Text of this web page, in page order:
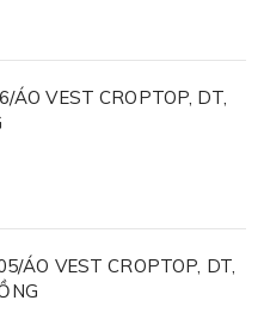
ÁO VEST CROPTOP, DT,
ÁO VEST CROPTOP, DT,